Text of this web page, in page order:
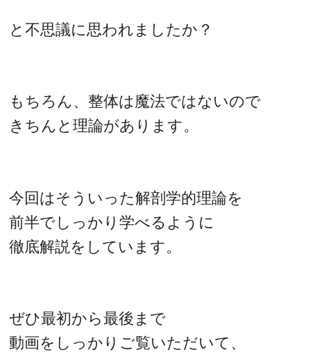
と不思議に思われましたか？
もちろん、整体は魔法ではないので
きちんと理論があります。
今回はそういった解剖学的理論を
前半でしっかり学べるように
徹底解説をしています。
ぜひ最初から最後まで
動画をしっかりご覧いただいて、